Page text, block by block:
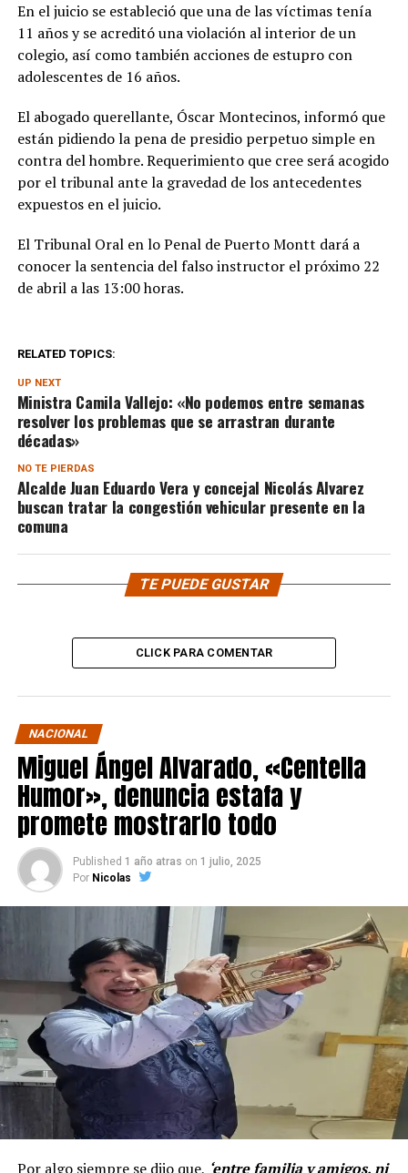
En el juicio se estableció que una de las víctimas tenía
11 años y se acreditó una violación al interior de un
colegio, así como también acciones de estupro con
adolescentes de 16 años.
El abogado querellante, Óscar Montecinos, informó que
están pidiendo la pena de presidio perpetuo simple en
contra del hombre. Requerimiento que cree será acogido
por el tribunal ante la gravedad de los antecedentes
expuestos en el juicio.
El Tribunal Oral en lo Penal de Puerto Montt dará a
conocer la sentencia del falso instructor el próximo 22
de abril a las 13:00 horas.
RELATED TOPICS:
UP NEXT
Ministra Camila Vallejo: «No podemos entre semanas
resolver los problemas que se arrastran durante
décadas»
NO TE PIERDAS
Alcalde Juan Eduardo Vera y concejal Nicolás Alvarez
buscan tratar la congestión vehicular presente en la
comuna
TE PUEDE GUSTAR
CLICK PARA COMENTAR
NACIONAL
Miguel Ángel Alvarado, «Centella
Humor», denuncia estafa y
promete mostrarlo todo
Published 1 año atras on 1 julio, 2025
Por Nicolas
Por algo siempre se dijo que, ‘entre familia y amigos, ni